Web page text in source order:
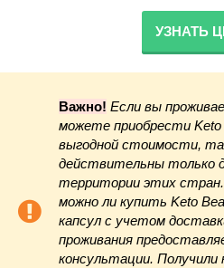
УЗНАТЬ
Важно! Если вы
можете приобрести Keto
выгодной стоимости,
действительны только
территории этих
можно ли купить Keto
капсул с учетом
проживания
консультации. Получили